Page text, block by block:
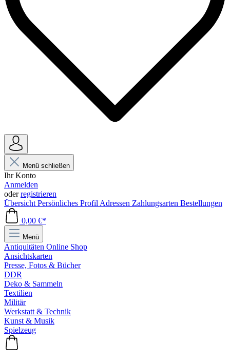
Menü schließen
Ihr Konto
Anmelden
oderregistrieren
Übersicht Persönliches Profil Adressen Zahlungsarten Bestellungen
0,00 €*
Menü
Antiquitäten Online Shop
Ansichtskarten
Presse, Fotos & Bücher
DDR
Deko & Sammeln
Textilien
Militär
Werkstatt & Technik
Kunst & Musik
Spielzeug